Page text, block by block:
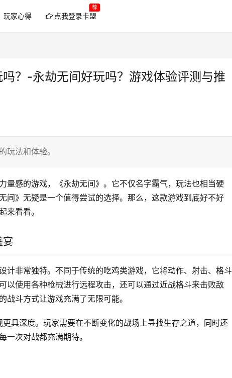
玩家心得 点我登录卡盟
荐
？-永劫无间好玩吗？游戏体验评测与推
玩法和体验。
量感的游戏，《永劫无间》。它不仅名字霸气，玩法也相当硬
间》无疑是一个值得尝试的选择。那么，这款游戏到底好不好
来看看。
宴
计非常独特。不同于传统的吃鸡类游戏，它将动作、射击、格斗
以使用各种枪械进行远程攻击，还可以通过近战格斗来击败敌
斗方式让游戏充满了无限可能。
更具深度。玩家需要在不断变化的战场上寻找生存之道，同时还
一次对战都充满期待。